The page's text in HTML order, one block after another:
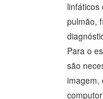
linfáticos
pulmão,
Para o
são
imagem,